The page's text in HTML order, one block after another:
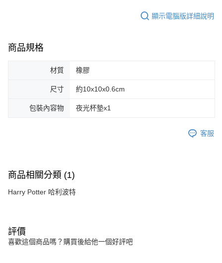
顯示電腦版詳細說明
商品規格
材質 橡膠
尺寸 約10x10x0.6cm
包裝內容物 夜光杯墊x1
客服
商品相關分類 (1)
Harry Potter 哈利波特
評價
喜歡這個商品嗎？購買後給他一個好評吧